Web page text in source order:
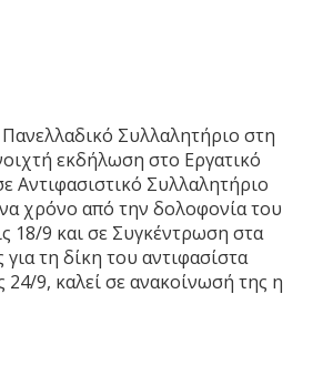
Συλλαλητήριο στη
εκδήλωση στο Εργατικό
Αντιφασιστικό Συλλαλητήριο
χρόνο από την δολοφονία του
18/9 και σε Συγκέντρωση στα
τη δίκη του αντιφασίστα
24/9, καλεί σε ανακοίνωσή της η